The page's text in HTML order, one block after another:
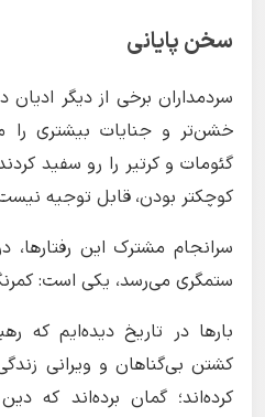
سخن پایانی
سردمداران برخی از دیگر
خشن‌تر و جنایات بیشتری را
گئومات و کرتیر را رو سفید
کوچکتر بودن، قابل توجیه
سرانجام مشترک این رفتارها،
ستمگری می‌رسد، یکی است:
بارها در تاریخ دیده‌ایم که
کشتن بی‌گناهان و ویرانی
کرده‌اند؛ گمان برده‌اند که